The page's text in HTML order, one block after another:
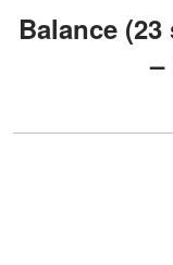
Balance (23 septembre – 22 octobre)
–